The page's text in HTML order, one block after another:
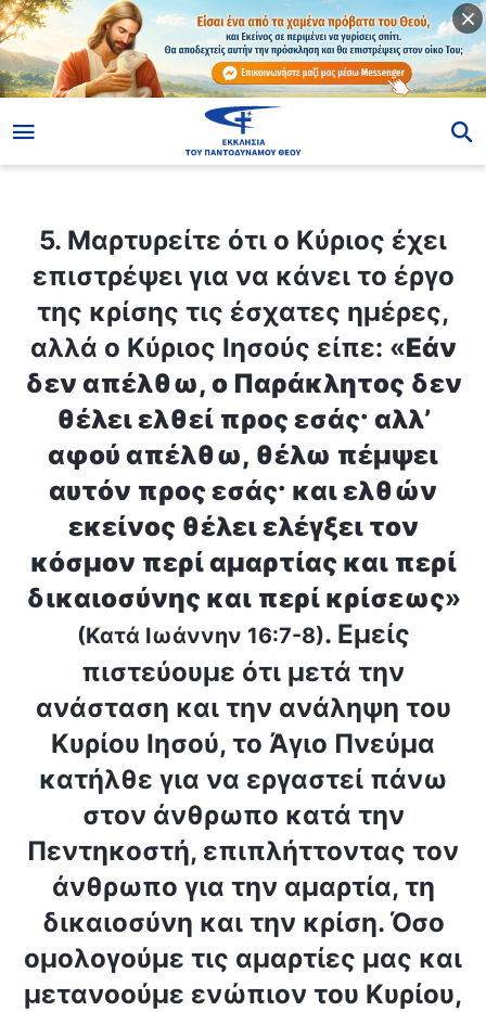
5. Μαρτυρείτε ότι ο Κύριος έχει
επιστρέψει για να κάνει το έργο
της κρίσης τις έσχατες ημέρες,
αλλά ο Κύριος Ιησούς είπε: «Εάν
δεν απέλθω, ο Παράκλητος δεν
θέλει ελθεί προς εσάς· αλλ’
αφού απέλθω, θέλω πέμψει
αυτόν προς εσάς· και ελθών
εκείνος θέλει ελέγξει τον
κόσμον περί αμαρτίας και περί
δικαιοσύνης και περί κρίσεως»
(Κατά Ιωάννην 16:7-8). Εμείς
πιστεύουμε ότι μετά την
ανάσταση και την ανάληψη του
Κυρίου Ιησού, το Άγιο Πνεύμα
κατήλθε για να εργαστεί πάνω
στον άνθρωπο κατά την
Πεντηκοστή, επιπλήττοντας τον
άνθρωπο για την αμαρτία, τη
δικαιοσύνη και την κρίση. Όσο
ομολογούμε τις αμαρτίες μας και
μετανοούμε ενώπιον του Κυρίου,